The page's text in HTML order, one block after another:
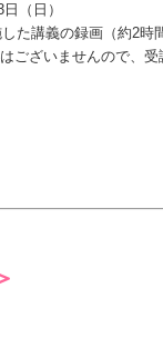
（日）
の録画（約2時間
ませんので、受講